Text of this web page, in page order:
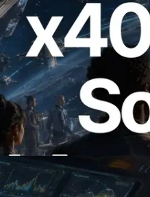
Solana RPC —
in der KI-Agenten